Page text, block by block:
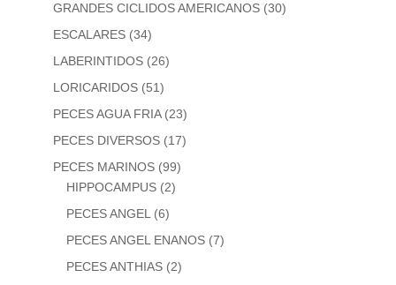
GRANDES CICLIDOS AMERICANOS (30)
ESCALARES (34)
LABERINTIDOS (26)
LORICARIDOS (51)
PECES AGUA FRIA (23)
PECES DIVERSOS (17)
PECES MARINOS (99)
HIPPOCAMPUS (2)
PECES ANGEL (6)
PECES ANGEL ENANOS (7)
PECES ANTHIAS (2)